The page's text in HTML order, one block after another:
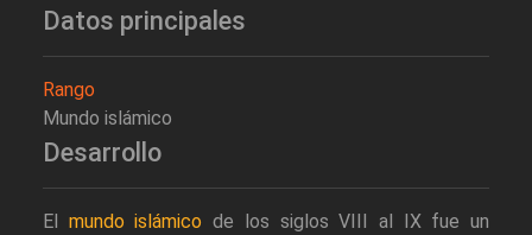
Datos principales
Rango
Mundo islámico
Desarrollo
El mundo islámico de los siglos VIII al IX fue un